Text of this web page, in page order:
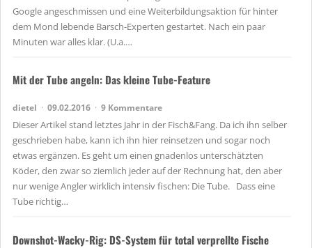
Google angeschmissen und eine Weiterbildungsaktion für hinter
dem Mond lebende Barsch-Experten gestartet. Nach ein paar
Minuten war alles klar. (U.a.…
Mit der Tube angeln: Das kleine Tube-Feature
dietel 09.02.2016 9 Kommentare
Dieser Artikel stand letztes Jahr in der Fisch&Fang. Da ich ihn selber
geschrieben habe, kann ich ihn hier reinsetzen und sogar noch
etwas ergänzen. Es geht um einen gnadenlos unterschätzten
Köder, den zwar so ziemlich jeder auf der Rechnung hat, den aber
nur wenige Angler wirklich intensiv fischen: Die Tube. Dass eine
Tube richtig…
Downshot-Wacky-Rig: DS-System für total verprellte Fische